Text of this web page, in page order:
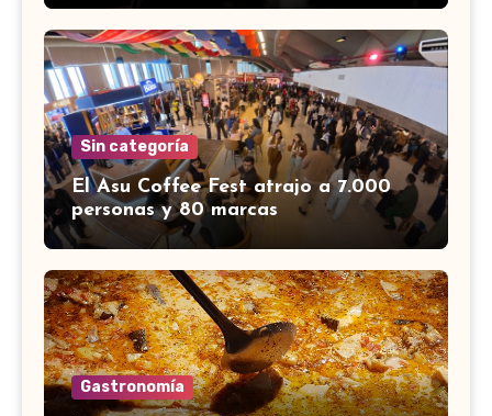
Sin categoría
El Asu Coffee Fest atrajo a 7.000
personas y 80 marcas
Gastronomía